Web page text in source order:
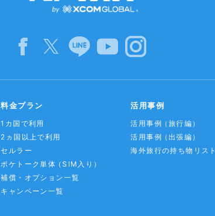
料金プラン
1カ国で利用
2ヵ国以上で利用
セルラー
ポケトーク単体（SIM入り）
補償・オプション一覧
キャンペーン一覧
活用事例
活用事例（旅行編）
活用事例（出張編）
海外旅行の持ち物リスト